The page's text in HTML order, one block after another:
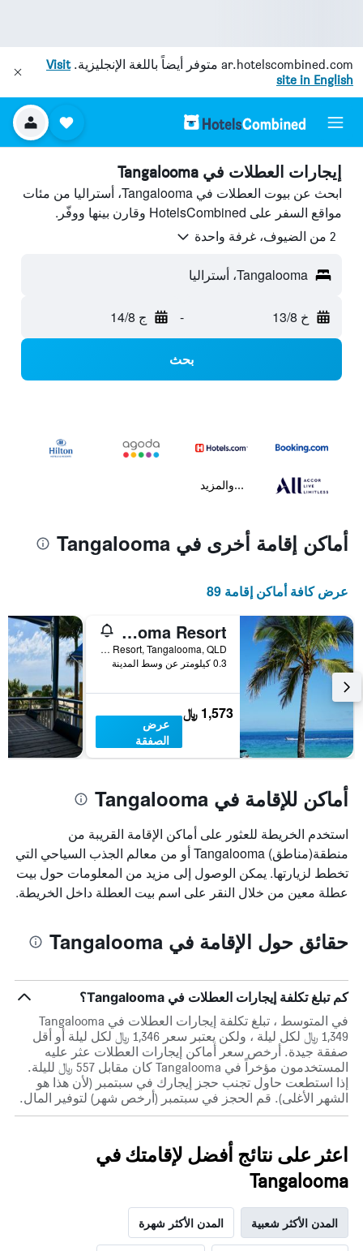
ar.hotelscombined.com متوفر أيضاً باللغة الإنجليزية.Visit
site in English
إيجارات العطلات في Tangalooma
ابحث عن بيوت العطلات في Tangalooma، أستراليا من مئات
مواقع السفر على HotelsCombined وقارن بينها ووفّر.
2 من الضيوف، غرفة واحدة
Tangalooma، أستراليا
خ 13/8 - ج 14/8
بحث
...والمزيد
أماكن إقامة أخرى في Tangalooma
عرض كافة أماكن إقامة 89
Villa 15 Tangalooma Resort
Villa 15 Tangalooma Resort, Tangalooma, QLD, أستراليا
0.3 كيلومتر عن وسط المدينة
1,573 ﷼
عرض
الصفقة
أماكن للإقامة في Tangalooma
استخدم الخريطة للعثور على أماكن الإقامة القريبة من
منطقة(مناطق) Tangalooma أو من معالم الجذب السياحي التي
تخطط لزيارتها. يمكن الوصول إلى مزيد من المعلومات حول بيت
عطلة معين من خلال النقر على اسم بيت العطلة داخل الخريطة.
حقائق حول الإقامة في Tangalooma
كم تبلغ تكلفة إيجارات العطلات في Tangalooma؟
في المتوسط ، تبلغ تكلفة إيجارات العطلات في Tangalooma
1,349 ﷼ لكل ليلة ، ولكن يعتبر سعر 1,346 ﷼ لكل ليلة أو أقل
صفقة جيدة. أرخص سعر أماكن إيجارات العطلات عثر عليه
المستخدمون مؤخراً في Tangalooma كان مقابل 557 ﷼ لليلة.
إذا استطعت حاول تجنب حجز إيجارك في سبتمبر (لأن هذا هو
الشهر الأغلى). قم الحجز في سبتمبر (أرخص شهر) لتوفير المال.
اعثر على نتائج أفضل لإقامتك في
Tangalooma
المدن الأكثر شعبية المدن الأكثر شهرة